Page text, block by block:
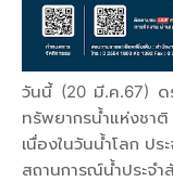
วันนี้ (20 มี.ค.67) ด
ทรัพยากรน้ำแห่งชา
เนื่องในวันน้ำโลก ป
สถานการณ์น้ำประจำ